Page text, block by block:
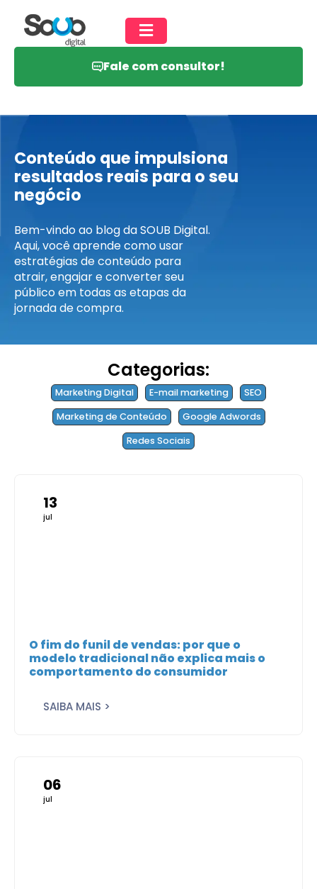
Fale com consultor!
Conteúdo que impulsiona
resultados reais para o seu
negócio
Bem-vindo ao blog da SOUB Digital.
Aqui, você aprende como usar
estratégias de conteúdo para
atrair, engajar e converter seu
público em todas as etapas da
jornada de compra.
Categorias:
Marketing Digital E-mail marketing
SEO
Marketing de Conteúdo
Google Adwords
Redes Sociais
13
jul
O fim do funil de vendas: por que o
modelo tradicional não explica mais o
comportamento do consumidor
SAIBA MAIS >
06
jul